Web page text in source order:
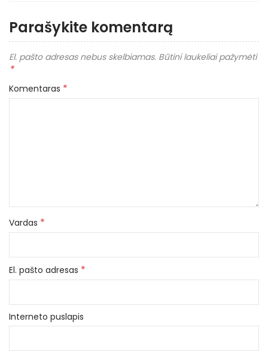
Parašykite komentarą
El. pašto adresas nebus skelbiamas. Būtini laukeliai pažymėti
*
Komentaras *
Vardas *
El. pašto adresas *
Interneto puslapis